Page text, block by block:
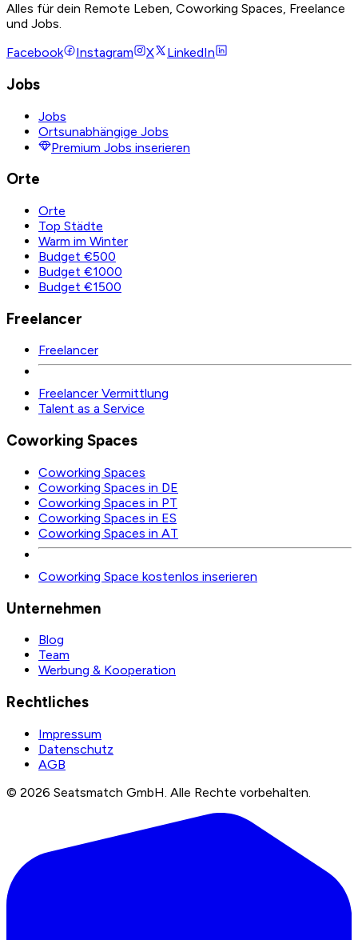
Alles für dein Remote Leben, Coworking Spaces, Freelance
und Jobs.
Facebook
Instagram X LinkedIn
Jobs
Jobs
Ortsunabhängige Jobs
Premium Jobs inserieren
Orte
Orte
Top Städte
Warm im Winter
Budget €500
Budget €1000
Budget €1500
Freelancer
Freelancer
Freelancer Vermittlung
Talent as a Service
Coworking Spaces
Coworking Spaces
Coworking Spaces in DE
Coworking Spaces in PT
Coworking Spaces in ES
Coworking Spaces in AT
Coworking Space kostenlos inserieren
Unternehmen
Blog
Team
Werbung & Kooperation
Rechtliches
Impressum
Datenschutz
AGB
© 2026 Seatsmatch GmbH. Alle Rechte vorbehalten.